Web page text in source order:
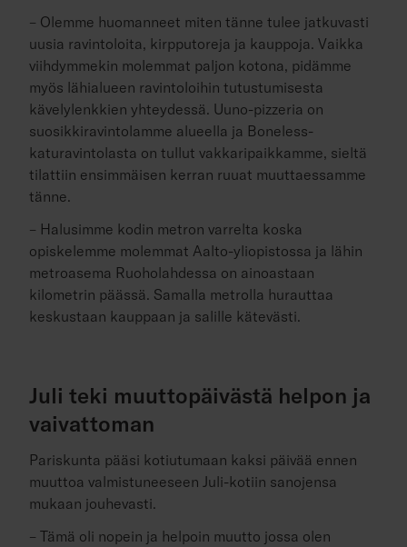
– Olemme huomanneet miten tänne tulee jatkuvasti
uusia ravintoloita, kirpputoreja ja kauppoja. Vaikka
viihdymmekin molemmat paljon kotona, pidämme
myös lähialueen ravintoloihin tutustumisesta
kävelylenkkien yhteydessä. Uuno-pizzeria on
suosikkiravintolamme alueella ja Boneless-
katuravintolasta on tullut vakkaripaikkamme, sieltä
tilattiin ensimmäisen kerran ruuat muuttaessamme
tänne.
– Halusimme kodin metron varrelta koska
opiskelemme molemmat Aalto-yliopistossa ja lähin
metroasema Ruoholahdessa on ainoastaan
kilometrin päässä. Samalla metrolla hurauttaa
keskustaan kauppaan ja salille kätevästi.
Juli teki muuttopäivästä helpon ja
vaivattoman
Pariskunta pääsi kotiutumaan kaksi päivää ennen
muuttoa valmistuneeseen Juli-kotiin sanojensa
mukaan jouhevasti.
– Tämä oli nopein ja helpoin muutto jossa olen